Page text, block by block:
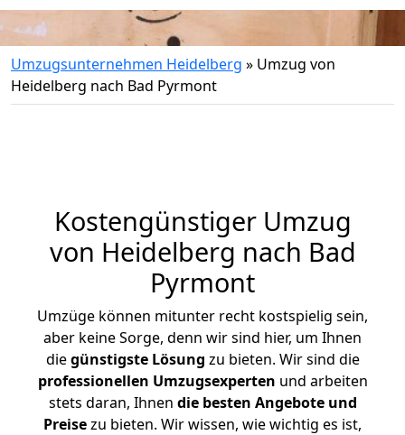
Umzugsunternehmen Heidelberg » Umzug von
Heidelberg nach Bad Pyrmont
Kostengünstiger Umzug
von Heidelberg nach Bad
Pyrmont
Umzüge können mitunter recht kostspielig sein,
aber keine Sorge, denn wir sind hier, um Ihnen
diegünstigste Lösung zu bieten. Wir sind die
professionellen Umzugsexperten und arbeiten
stets daran, Ihnen die besten Angebote und
Preisezu bieten. Wir wissen, wie wichtig es ist,